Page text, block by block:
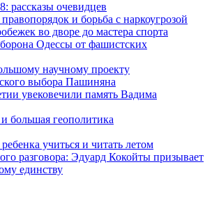
рассказы очевидцев
и борьба с наркоугрозой
во дворе до мастера спорта
Одессы от фашистских
научному проекту
выбора Пашиняна
увековечили память Вадима
большая геополитика
учиться и читать летом
разговора: Эдуард Кокойты призывает
единству